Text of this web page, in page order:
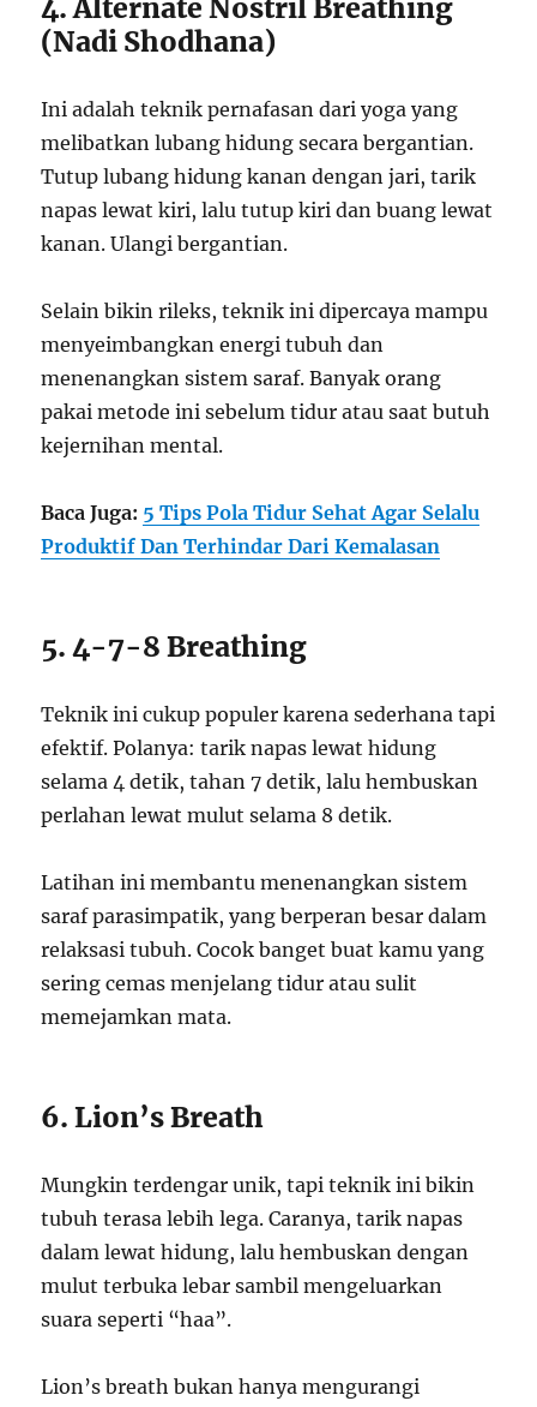
4. Alternate Nostril Breathing
(Nadi Shodhana)
Ini adalah teknik pernafasan dari yoga yang
melibatkan lubang hidung secara bergantian.
Tutup lubang hidung kanan dengan jari, tarik
napas lewat kiri, lalu tutup kiri dan buang lewat
kanan. Ulangi bergantian.
Selain bikin rileks, teknik ini dipercaya mampu
menyeimbangkan energi tubuh dan
menenangkan sistem saraf. Banyak orang
pakai metode ini sebelum tidur atau saat butuh
kejernihan mental.
Baca Juga: 5 Tips Pola Tidur Sehat Agar Selalu
Produktif Dan Terhindar Dari Kemalasan
5. 4-7-8 Breathing
Teknik ini cukup populer karena sederhana tapi
efektif. Polanya: tarik napas lewat hidung
selama 4 detik, tahan 7 detik, lalu hembuskan
perlahan lewat mulut selama 8 detik.
Latihan ini membantu menenangkan sistem
saraf parasimpatik, yang berperan besar dalam
relaksasi tubuh. Cocok banget buat kamu yang
sering cemas menjelang tidur atau sulit
memejamkan mata.
6. Lion’s Breath
Mungkin terdengar unik, tapi teknik ini bikin
tubuh terasa lebih lega. Caranya, tarik napas
dalam lewat hidung, lalu hembuskan dengan
mulut terbuka lebar sambil mengeluarkan
suara seperti “haa”.
Lion’s breath bukan hanya mengurangi